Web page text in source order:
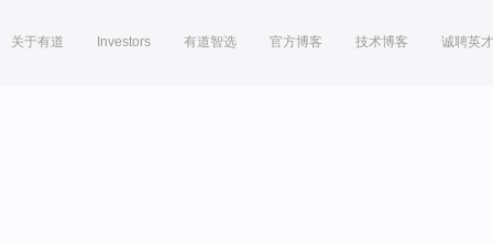
关于有道 Investors 有道智选 官方博客 技术博客 诚聘英才